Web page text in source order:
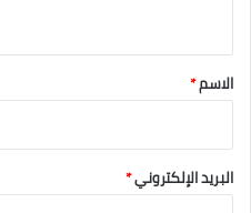
*
الاسم*
البريد الإلكتروني*